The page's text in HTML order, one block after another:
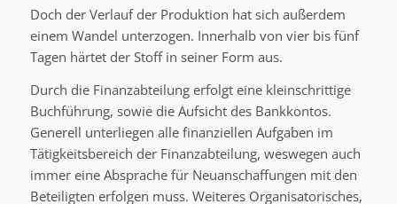
Doch der Verlauf der Produktion hat sich außerdem
einem Wandel unterzogen. Innerhalb von vier bis fünf
Tagen härtet der Stoff in seiner Form aus.
Durch die Finanzabteilung erfolgt eine kleinschrittige
Buchführung, sowie die Aufsicht des Bankkontos.
Generell unterliegen alle finanziellen Aufgaben im
Tätigkeitsbereich der Finanzabteilung, weswegen auch
immer eine Absprache für Neuanschaffungen mit den
Beteiligten erfolgen muss. Weiteres Organisatorisches,